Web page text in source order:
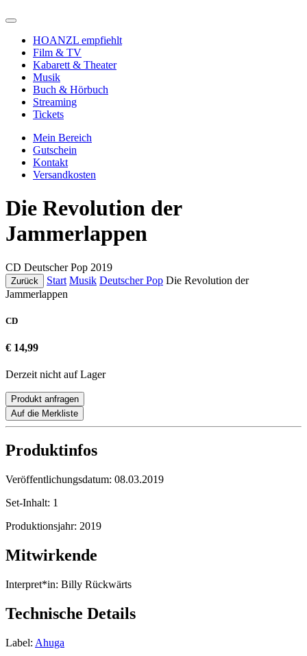
HOANZL empfiehlt
Film & TV
Kabarett & Theater
Musik
Buch & Hörbuch
Streaming
Tickets
Mein Bereich
Gutschein
Kontakt
Versandkosten
Die Revolution der
Jammerlappen
CD Deutscher Pop 2019
Zurück Start Musik Deutscher Pop Die Revolution der
Jammerlappen
CD
€ 14,99
Derzeit nicht auf Lager
Produkt anfragen
Auf die Merkliste
Produktinfos
Veröffentlichungsdatum: 08.03.2019
Set-Inhalt: 1
Produktionsjahr: 2019
Mitwirkende
Interpret*in: Billy Rückwärts
Technische Details
Label: Ahuga